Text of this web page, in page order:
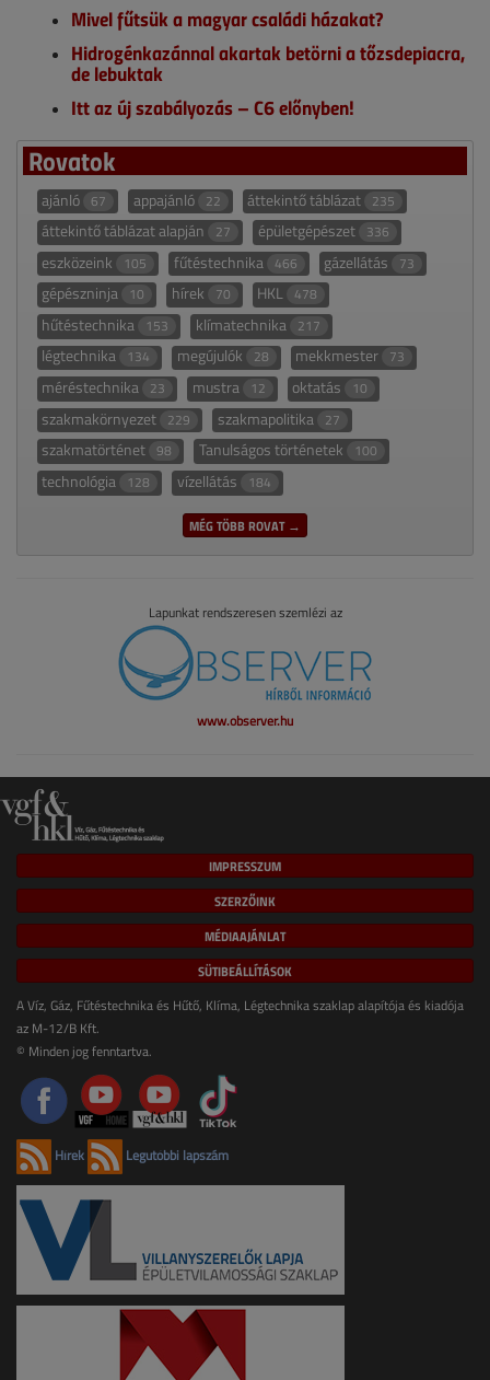
Mivel fűtsük a magyar családi házakat?
Hidrogénkazánnal akartak betörni a tőzsdepiacra,
de lebuktak
Itt az új szabályozás – C6 előnyben!
Rovatok
ajánló 67 appajánló 22 áttekintő táblázat 235
áttekintő táblázat alapján 27 épületgépészet 336
eszközeink 105 fűtéstechnika 466 gázellátás 73
gépészninja 10 hírek 70 HKL 478
hűtéstechnika 153 klímatechnika 217
légtechnika 134 megújulók 28 mekkmester 73
méréstechnika 23 mustra 12 oktatás 10
szakmakörnyezet 229 szakmapolitika 27
szakmatörténet 98 Tanulságos történetek 100
technológia 128 vízellátás 184
MÉG TÖBB ROVAT →
Lapunkat rendszeresen szemlézi az
www.observer.hu
IMPRESSZUM
SZERZŐINK
MÉDIAAJÁNLAT
SÜTIBEÁLLÍTÁSOK
A Víz, Gáz, Fűtéstechnika és Hűtő, Klíma, Légtechnika szaklap alapítója és kiadója
az M-12/B Kft.
© Minden jog fenntartva.
Hírek Legutóbbi lapszám